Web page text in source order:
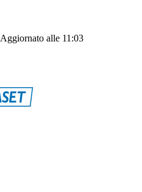
Aggiornato alle 11:03